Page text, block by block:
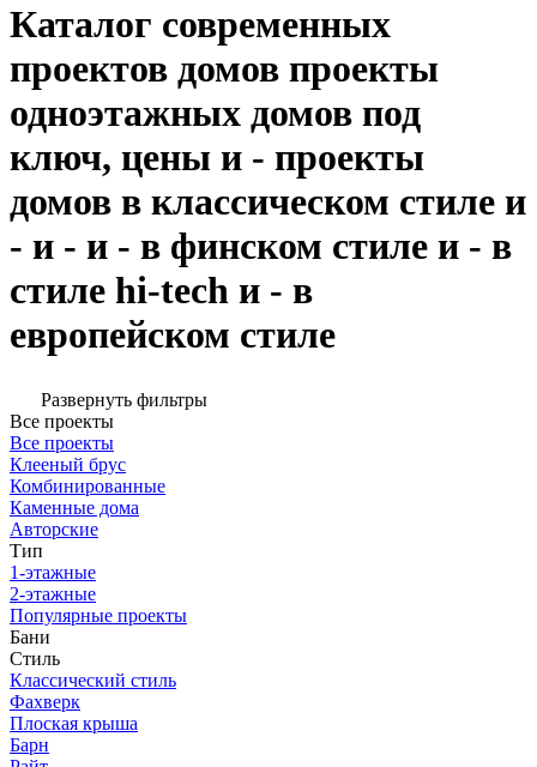
Каталог современных
проектов домов проекты
одноэтажных домов под
ключ, цены и - проекты
домов в классическом стиле и
- и - и - в финском стиле и - в
стиле hi-tech и - в
европейском стиле
Развернуть фильтры
Все проекты
Все проекты
Клееный брус
Комбинированные
Каменные дома
Авторские
Тип
1-этажные
2-этажные
Популярные проекты
Бани
Стиль
Классический стиль
Фахверк
Плоская крыша
Барн